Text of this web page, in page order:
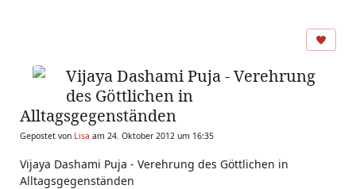
Vijaya Dashami Puja - Verehrung
des Göttlichen in
Alltagsgegenständen
Gepostet von Lisa am 24. Oktober 2012 um 16:35
Vijaya Dashami Puja - Verehrung des Göttlichen in
Alltagsgegenständen